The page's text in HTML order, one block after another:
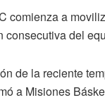
comienza a
consecutiva del
de la reciente
a Misiones